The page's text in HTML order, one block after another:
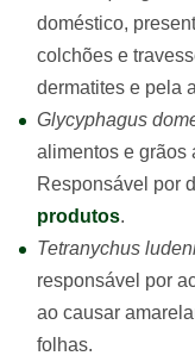
doméstico,
colchões e
dermatites e pela
Glycyphagus
alimentos e grãos
Responsável por
produtos.
Tetranychus
responsável por
ao causar
folhas.